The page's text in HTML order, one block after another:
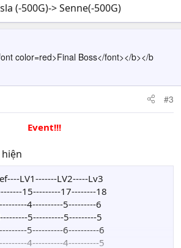
(-500G)-> Senne(-500G)
color=red>Final Boss</font></b></b
#3
Event!!!
LV1-------LV2-----Lv3
15---------17--------18
4----------5---------6
5----------5---------5
5----------6----------6
4----------4----------5